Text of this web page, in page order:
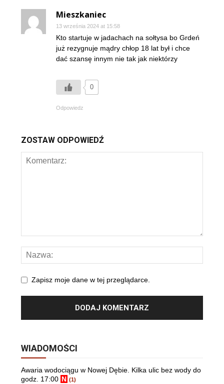
Mieszkaniec
13 września 2024 at 15:58
Kto startuje w jadachach na sołtysa bo Grdeń
już rezygnuje mądry chłop 18 lat był i chce
dać szansę innym nie tak jak niektórzy
0
Odpowiedz
ZOSTAW ODPOWIEDŹ
Zapisz moje dane w tej przeglądarce.
WIADOMOŚCI
Awaria wodociągu w Nowej Dębie. Kilka ulic bez wody do
godz. 17:00 N (1)